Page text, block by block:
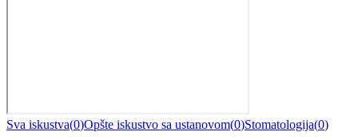
Sva iskustva(0)Opšte iskustvo sa ustanovom(0)Stomatologija(0)